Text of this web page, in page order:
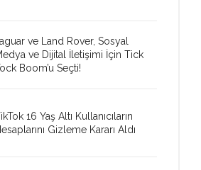
ve Land Rover, Sosyal
ve Dijital İletişimi İçin Tick
Boom’u Seçti!
16 Yaş Altı Kullanıcıların
Gizleme Kararı Aldı